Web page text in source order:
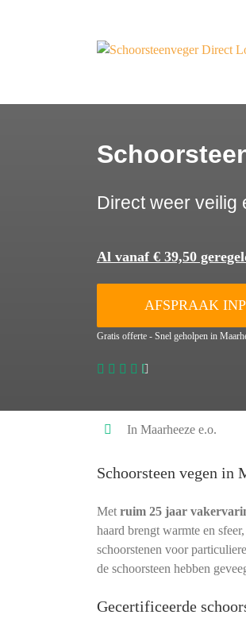
Direct weer veilig
Al vanaf € 39,50
AFSPRAAK
Gratis offerte - Snel geholpen in
In Maarheeze e.o.
Schoorsteen vegen in
Met ruim 25 jaar
haard brengt warmte en
schoorstenen voor
de schoorsteen hebben
Gecertificeerde